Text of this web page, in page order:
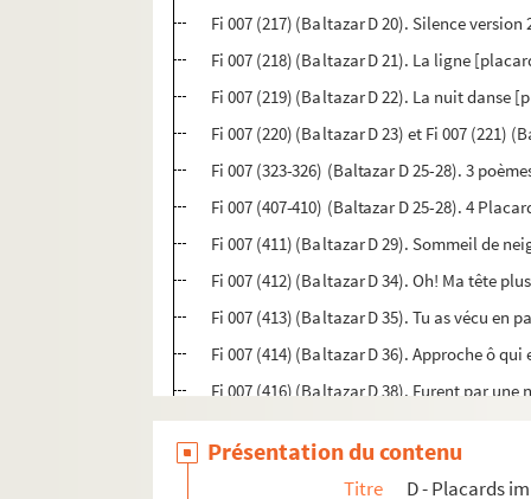
Fi 007 (217) (Baltazar D 20). Silence
Fi 007 (218) (Baltazar D 21). La ligne
Fi 007 (219) (Baltazar D 22). La nuit danse
Fi 007 (220) (Baltazar D 23) et Fi 007 (221)
Fi 007 (323-326) (Baltazar D 25-28). 3
Fi 007 (407-410) (Baltazar D 25-28). 4
Fi 007 (411) (Baltazar D 29). Sommeil de
Fi 007 (412) (Baltazar D 34). Oh! Ma tête
Fi 007 (413) (Baltazar D 35). Tu as vécu en
Fi 007 (414) (Baltazar D 36). Approche ô
Fi 007 (416) (Baltazar D 38). Furent par
Fi 007 (417) (Baltazar D 39). Ne se verra
Fi 007 (418) (Baltazar D 40). Gaieté sur la
Présentation du contenu
Titre D - Placards